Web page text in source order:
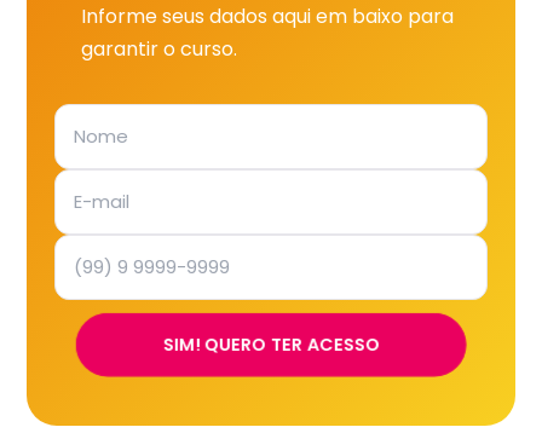
Informe seus dados aqui em baixo para
garantir o curso.
SIM! QUERO TER ACESSO